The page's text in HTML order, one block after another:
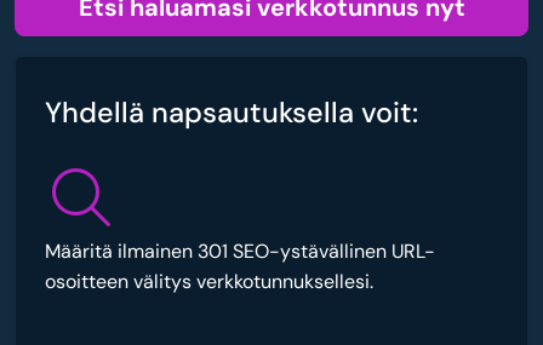
Etsi haluamasi verkkotunnus nyt
Yhdellä napsautuksella voit:
Määritä ilmainen 301 SEO-ystävällinen URL-
osoitteen välitys verkkotunnuksellesi.